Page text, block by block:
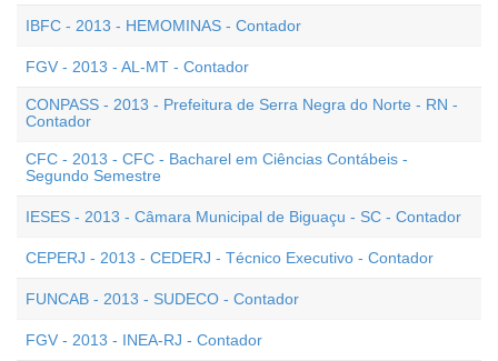
IBFC - 2013 - HEMOMINAS - Contador
FGV - 2013 - AL-MT - Contador
CONPASS - 2013 - Prefeitura de Serra Negra do Norte - RN -
Contador
CFC - 2013 - CFC - Bacharel em Ciências Contábeis -
Segundo Semestre
IESES - 2013 - Câmara Municipal de Biguaçu - SC - Contador
CEPERJ - 2013 - CEDERJ - Técnico Executivo - Contador
FUNCAB - 2013 - SUDECO - Contador
FGV - 2013 - INEA-RJ - Contador